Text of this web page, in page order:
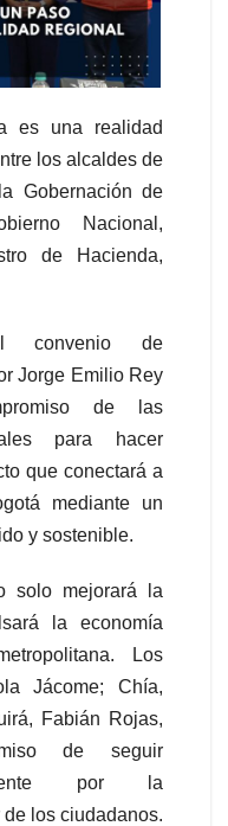
es una realidad
los alcaldes de
Gobernación de
Nacional,
de Hacienda,
convenio de
Jorge Emilio Rey
de las
para hacer
que conectará a
mediante un
y sostenible.
solo mejorará la
la economía
Los
Jácome; Chía,
Fabián Rojas,
de seguir
por la
los ciudadanos.